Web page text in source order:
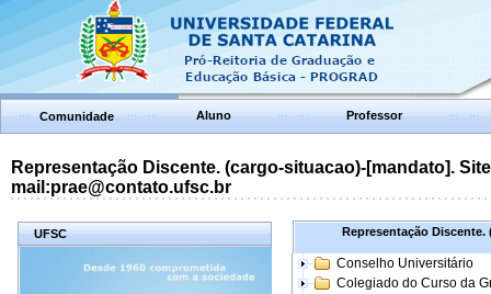
Comunidade Aluno Professor
Representação Discente. (cargo-situacao)-[mandato].
mail:prae@contato.ufsc.br
UFSC Representação Discente.
Conselho Universitário
Colegiado do Curso da